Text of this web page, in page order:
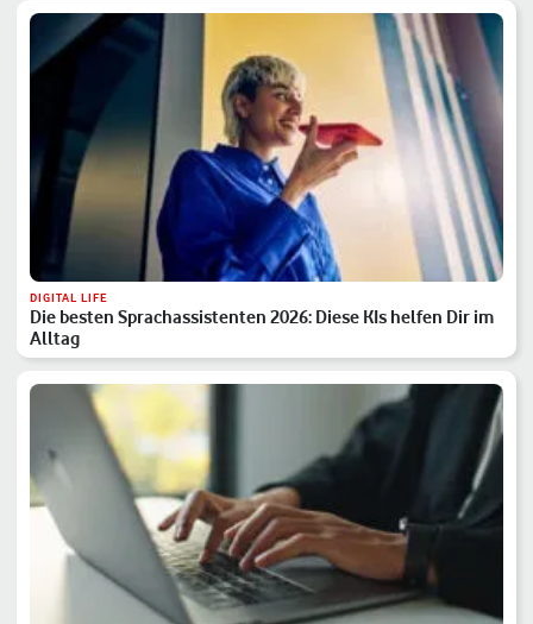
DIGITAL LIFE
Die besten Sprachassistenten 2026: Diese KIs helfen Dir im
Alltag